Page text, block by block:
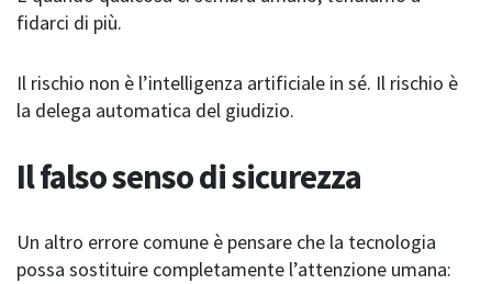
fidarci di più.
Il rischio non è l’intelligenza artificiale in sé. Il rischio è
la delega automatica del giudizio.
Il falso senso di sicurezza
Un altro errore comune è pensare che la tecnologia
possa sostituire completamente l’attenzione umana: